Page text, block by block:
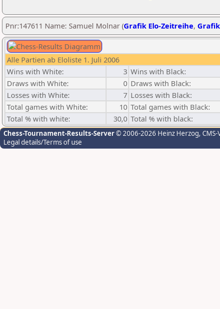
Pnr:147611 Name: Samuel Molnar (Grafik Elo-Zeitreihe,
Alle Partien ab Eloliste 1. Juli 2006
Wins with White:
3 Wins with Black:
Draws with White:
0 Draws with Black:
Losses with White:
7 Losses with Black:
Total games with White:
10 Total games with Black:
Total % with white:
30,0 Total % with black:
Chess-Tournament-Results-Server© 2006-2026 Heinz Herzog,
Legal details/Terms of use